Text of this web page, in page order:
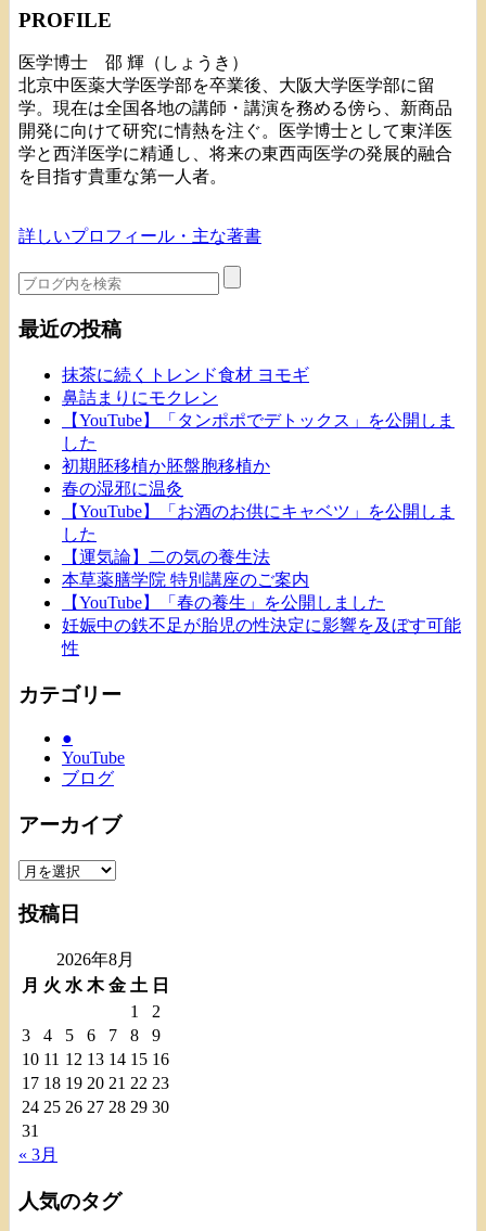
PROFILE
医学博士 邵 輝（しょうき）
北京中医薬大学医学部を卒業後、大阪大学医学部に留
学。現在は全国各地の講師・講演を務める傍ら、新商品
開発に向けて研究に情熱を注ぐ。医学博士として東洋医
学と西洋医学に精通し、将来の東西両医学の発展的融合
を目指す貴重な第一人者。
詳しいプロフィール・主な著書
最近の投稿
抹茶に続くトレンド食材 ヨモギ
鼻詰まりにモクレン
【YouTube】「タンポポでデトックス」を公開しま
した
初期胚移植か胚盤胞移植か
春の湿邪に温灸
【YouTube】「お酒のお供にキャベツ」を公開しま
した
【運気論】二の気の養生法
本草薬膳学院 特別講座のご案内
【YouTube】「春の養生」を公開しました
妊娠中の鉄不足が胎児の性決定に影響を及ぼす可能
性
カテゴリー
●
YouTube
ブログ
アーカイブ
ア
カ
投稿日
2026年8月
月 火 水 木 金 土 日
1
2
3
4 5 6 7 8
9
10 11 12 13 14 15 16
17 18 19 20 21 22 23
24 25 26 27 28 29 30
31
« 3月
人気のタグ